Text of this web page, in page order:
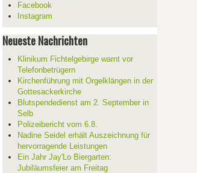
Facebook
Instagram
Neueste Nachrichten
Klinikum Fichtelgebirge warnt vor
Telefonbetrügern
Kirchenführung mit Orgelklängen in der
Gottesackerkirche
Blutspendedienst am 2. September in
Selb
Polizeibericht vom 6.8.
Nadine Seidel erhält Auszeichnung für
hervorragende Leistungen
Ein Jahr Jay'Lo Biergarten:
Jubiläumsfeier am Freitag